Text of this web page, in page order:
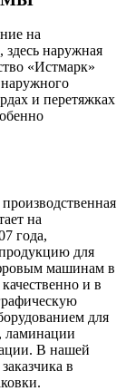
на
наружная
«Истмарк»
и перетяжках
на
года,
для
машинам в
и в
для
ламинации
В нашей
в